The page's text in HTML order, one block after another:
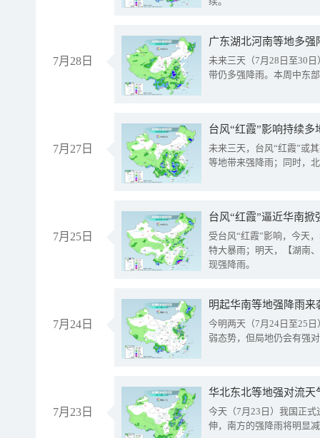
7月28日
广东湖北河南等地多
未来三天（7月28日至30
带仍多强降雨。本周中东
7月27日
台风“红霞”影响持续
未来三天，台风“红霞”或
等地带来强降雨；同时，
7月25日
台风“红霞”逼近华南
受台风“红霞”影响，今天
特大暴雨；明天，【湖南
现强降雨。
7月24日
明起华南等地强降雨
今明两天（7月24日至25
弱态势，但局地仍会有强
7月23日
华北东北等地强对流天
今天（7月23日）我国正
伸，南方的强降雨将明显